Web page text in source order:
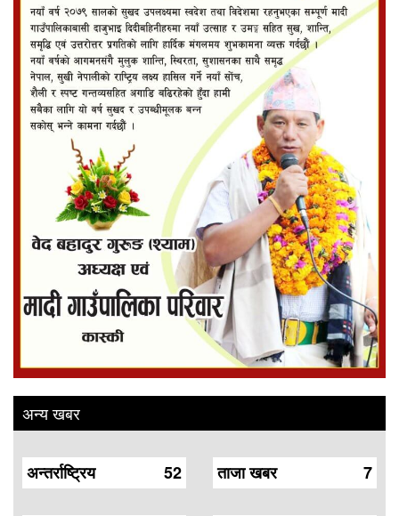
अन्य खबर
52
अन्तर्राष्ट्रिय 7
ताजा खबर